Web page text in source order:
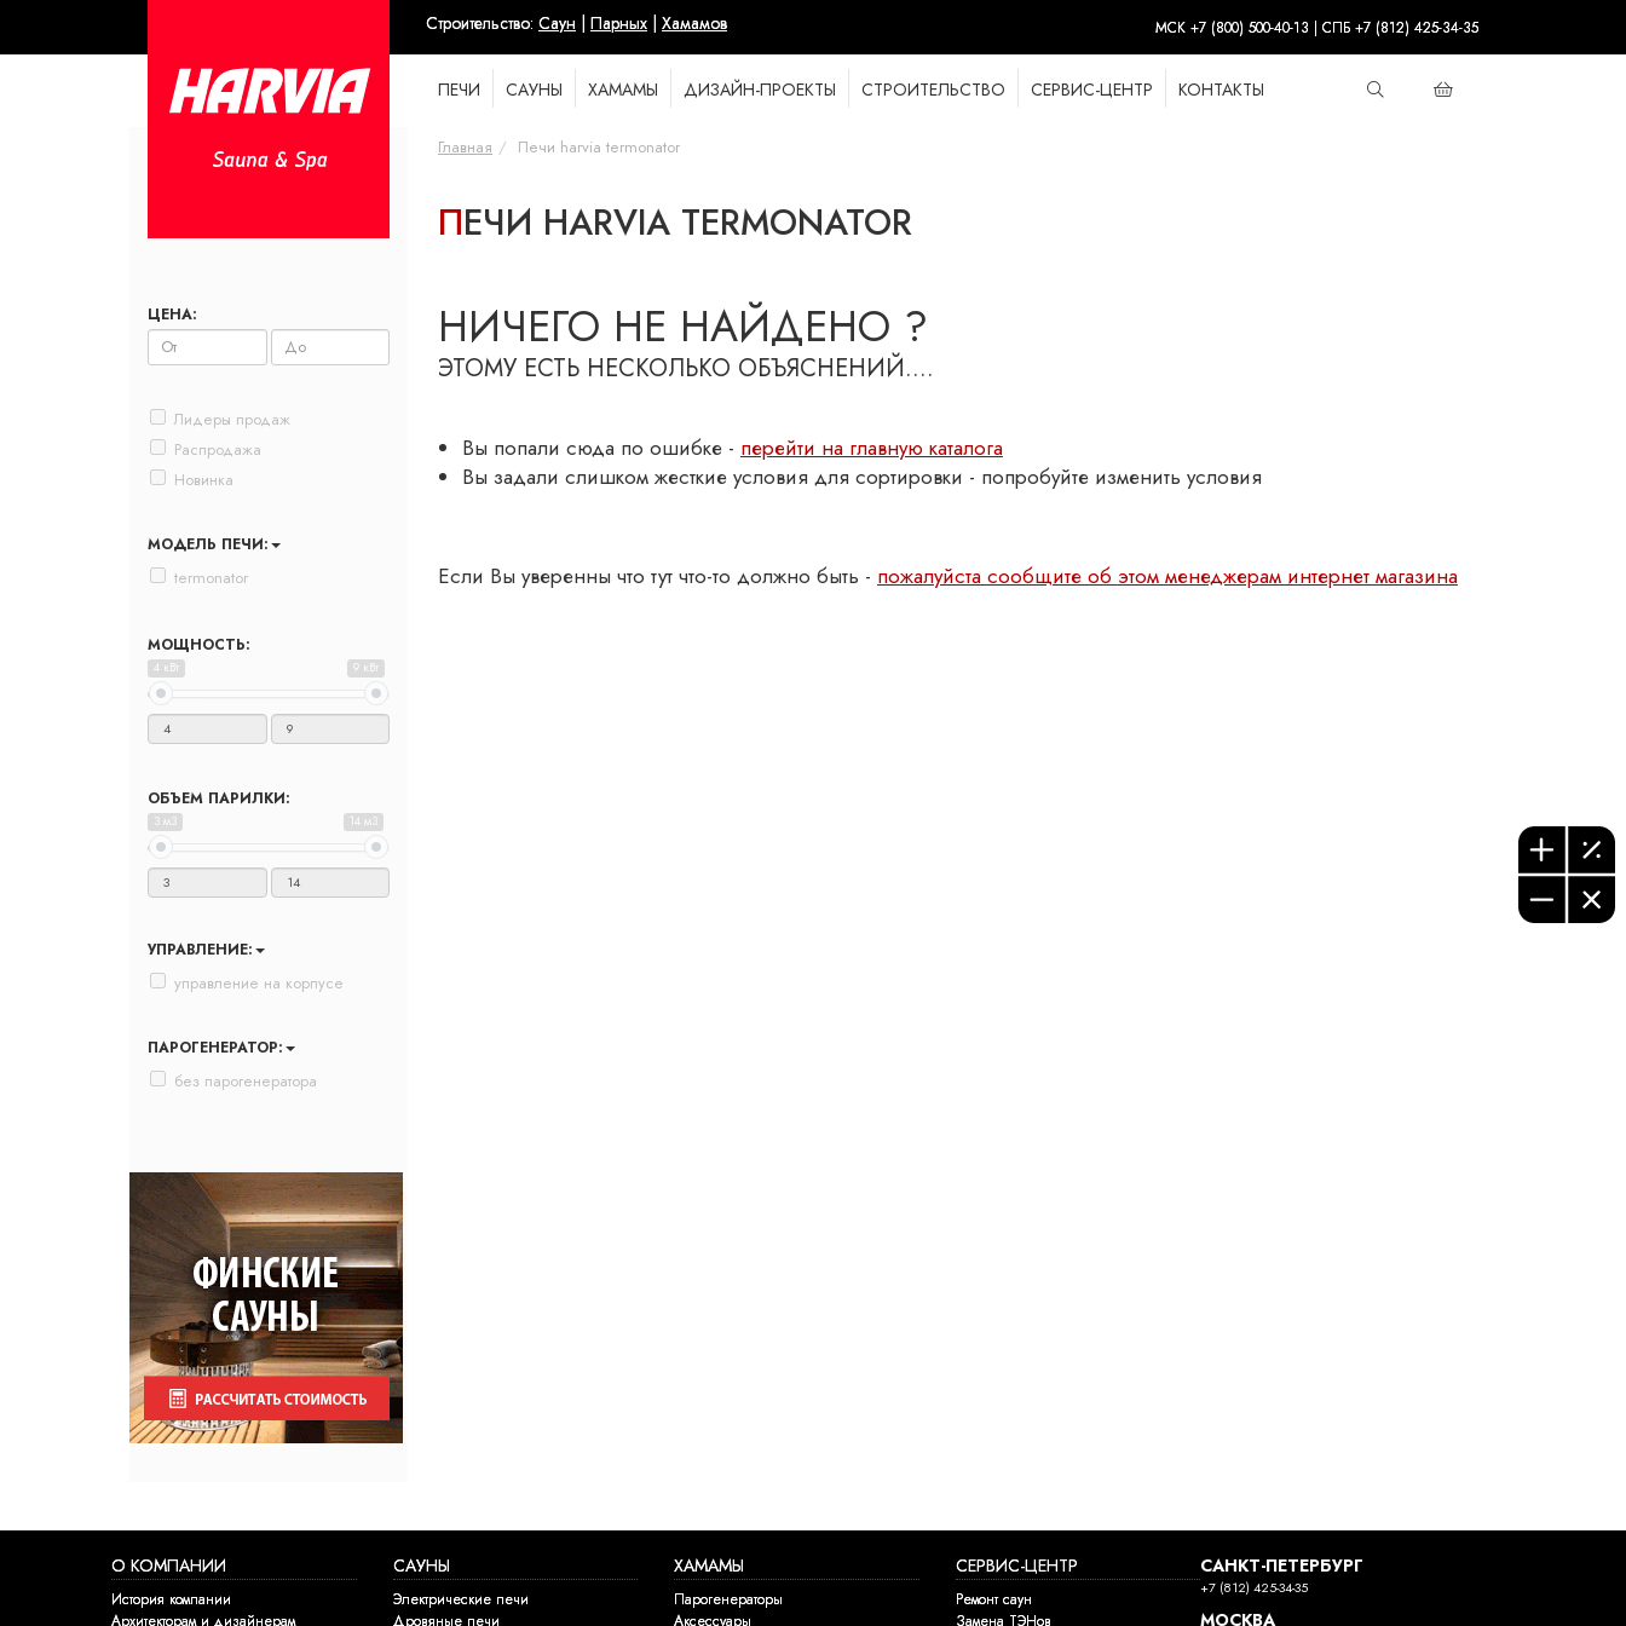
Строительство: Саун Парных Хамамов МСК +7 (800) 500-40-13 | СПБ +7 (812) 425-34-35
ПЕЧИ САУНЫ ХАМАМЫ ДИЗАЙН-ПРОЕКТЫ СТРОИТЕЛЬСТВО СЕРВИС-ЦЕНТР КОНТАКТЫ
ЦЕНА:
Лидеры продаж
Распродажа
Новинка
МОДЕЛЬ ПЕЧИ:
termonator
МОЩНОСТЬ:
4 кВт 9 кВт
ОБЪЕМ ПАРИЛКИ:
3 м3 14 м3
УПРАВЛЕНИЕ:
управление на корпусе
ПАРОГЕНЕРАТОР:
без парогенератора
Главная Печи harvia termonator
ПЕЧИ HARVIA TERMONATOR
НИЧЕГО НЕ НАЙДЕНО ?
ЭТОМУ ЕСТЬ НЕСКОЛЬКО ОБЪЯСНЕНИЙ....
Вы попали сюда по ошибке - перейти на главную каталога
Вы задали слишком жесткие условия для сортировки - попробуйте изменить условия
Если Вы уверенны что тут что-то должно быть - пожалуйста сообщите об этом менеджерам интернет магазина
О КОМПАНИИ
История компании
Архитекторам и дизайнерам
САУНЫ
Электрические печи
Дровяные печи
ХАМАМЫ
Парогенераторы
Аксессуары
СЕРВИС-ЦЕНТР
Ремонт саун
Замена ТЭНов
САНКТ-ПЕТЕРБУРГ
+7 (812) 425-34-35
МОСКВА